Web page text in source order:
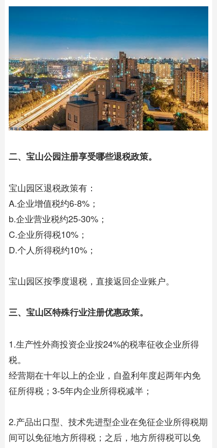
二、宝山公园注册享受哪些退税政策。
宝山园区退税政策有：
A.企业增值税约6-8%；
b.企业营业税约25-30%；
C.企业所得税10%；
D.个人所得税约10%；
宝山园区按季度退税，直接返回企业账户。
三、宝山区特殊行业注册优惠政策。
1.生产性外商投资企业按24%的税率征收企业所得
税。
经营期在十年以上的企业，自盈利年度起两年内免
征所得税；3-5年内企业所得税减半；
2.产品出口型、技术先进型企业在免征企业所得税期
间可以免征地方所得税；之后，地方所得税可以免